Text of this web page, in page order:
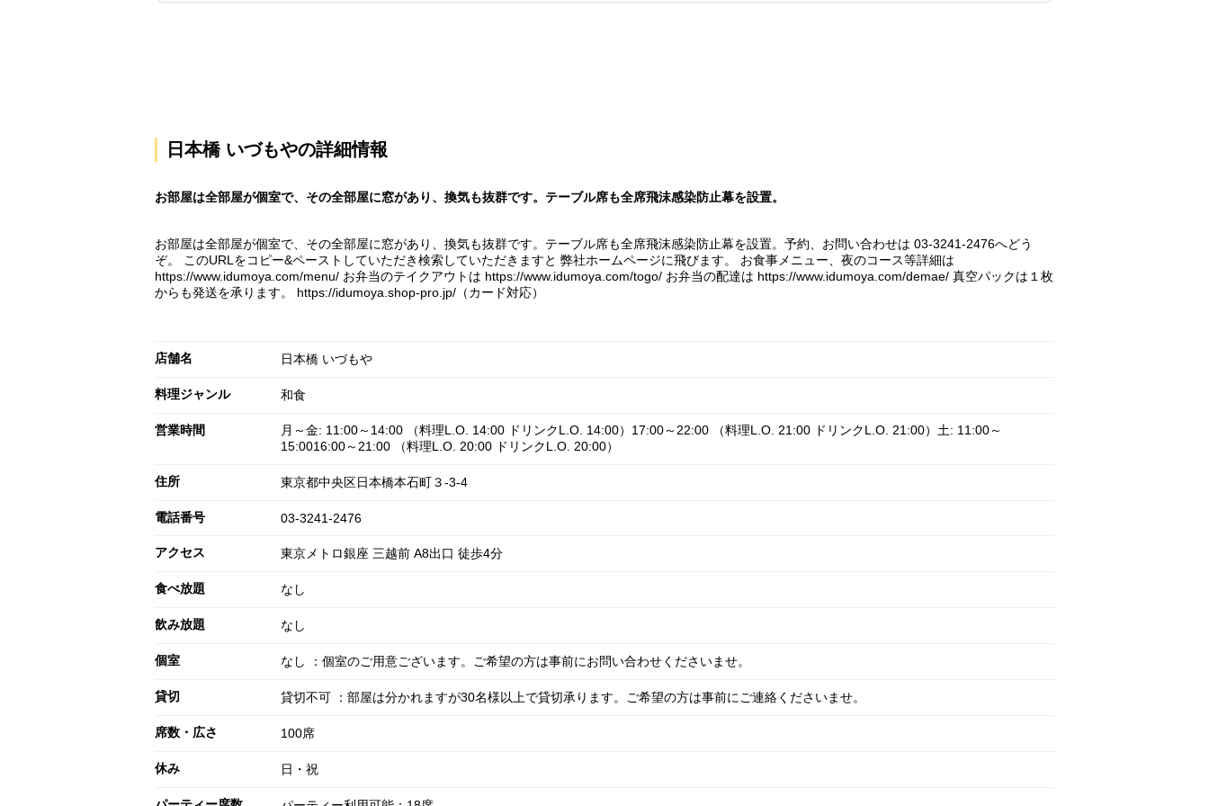
日本橋 いづもやの詳細情報
お部屋は全部屋が個室で、その全部屋に窓があり、換気も抜群です。テーブル席も全席飛沫感染防止幕を設置。
お部屋は全部屋が個室で、その全部屋に窓があり、換気も抜群です。テーブル席も全席飛沫感染防止幕を設置。予約、お問い合わせは 03-3241-2476へどう
ぞ。 このURLをコピー&ペーストしていただき検索していただきますと 弊社ホームページに飛びます。 お食事メニュー、夜のコース等詳細は
https://www.idumoya.com/menu/ お弁当のテイクアウトは https://www.idumoya.com/togo/ お弁当の配達は https://www.idumoya.com/demae/ 真空パックは１枚
からも発送を承ります。 https://idumoya.shop-pro.jp/（カード対応）
店舗名 日本橋 いづもや
料理ジャンル 和食
営業時間
月～金: 11:00～14:00 （料理L.O. 14:00 ドリンクL.O. 14:00）17:00～22:00 （料理L.O. 21:00 ドリンクL.O. 21:00）土: 11:00～
15:0016:00～21:00 （料理L.O. 20:00 ドリンクL.O. 20:00）
住所 東京都中央区日本橋本石町３-3-4
電話番号 03-3241-2476
アクセス 東京メトロ銀座 三越前 A8出口 徒歩4分
食べ放題 なし
飲み放題 なし
個室 なし ：個室のご用意ございます。ご希望の方は事前にお問い合わせくださいませ。
貸切 貸切不可 ：部屋は分かれますが30名様以上で貸切承ります。ご希望の方は事前にご連絡くださいませ。
席数・広さ 100席
休み 日・祝